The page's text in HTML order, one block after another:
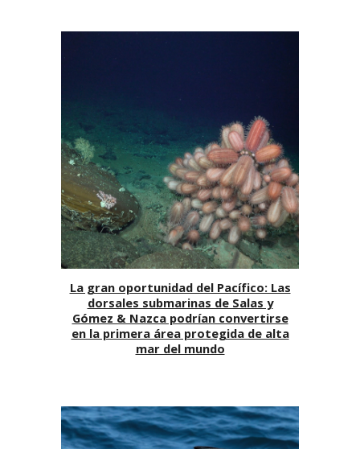
La gran oportunidad del Pacífico: Las
dorsales submarinas de Salas y
Gómez & Nazca podrían convertirse
en la primera área protegida de alta
mar del mundo